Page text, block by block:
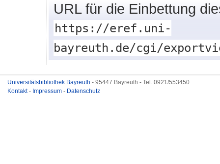
URL für die Einbettung
https://eref.uni-
bayreuth.de/cgi/
Universitätsbibliothek Bayreuth - 95447 Bayreuth - Tel. 0921/553450
Kontakt- Impressum - Datenschutz